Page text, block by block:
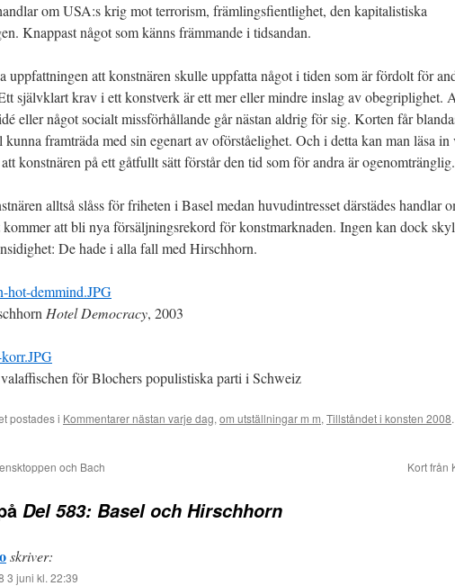
om USA:s krig mot terrorism, främlingsfientlighet, den kapitalistiska
Knappast något som känns främmande i tidsandan.
uppfattningen att konstnären skulle uppfatta något i tiden som är fördolt för
självklart krav i ett konstverk är ett mer eller mindre inslag av obegriplighet.
eller något socialt missförhållande går nästan aldrig för sig. Korten får
kunna framträda med sin egenart av oförståelighet. Och i detta kan man läsa in
konstnären på ett gåtfullt sätt förstår den tid som för andra är ogenomtränglig.
alltså slåss för friheten i Basel medan huvudintresset därstädes handlar
att bli nya försäljningsrekord för konstmarknaden. Ingen kan dock
De hade i alla fall med Hirschhorn.
Hotel Democracy, 2003
för Blochers populistiska parti i Schweiz
postades i Kommentarer nästan varje dag, om utställningar m m, Tillståndet i konsten 2008
och Bach Kort från
Del 583: Basel och Hirschhorn
skriver:
3 juni kl. 22:39